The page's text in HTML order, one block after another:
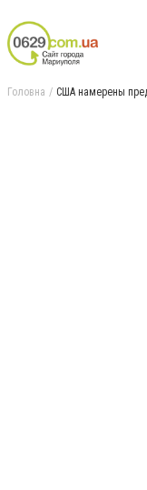
Головна США намерены